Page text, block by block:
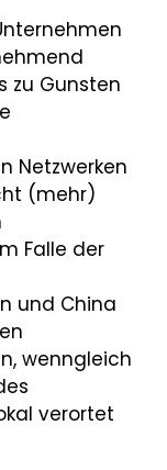
zu Gunsten
Netzwerken
(mehr)
Falle der
und China
wenngleich
verortet